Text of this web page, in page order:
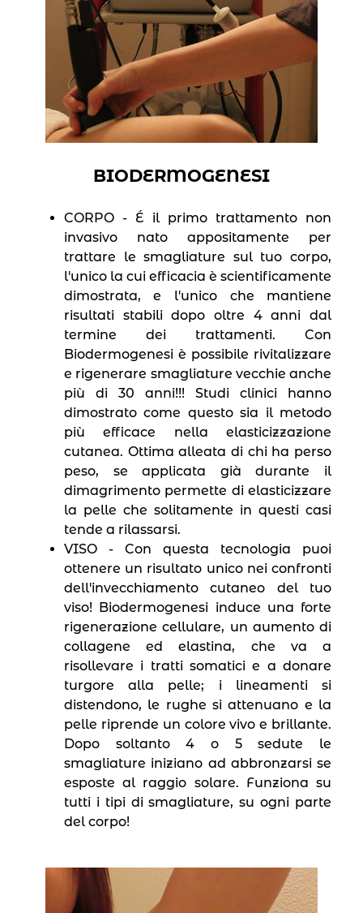
BIODERMOGENESI
CORPO - É il primo trattamento non
invasivo nato appositamente per
trattare le smagliature sul tuo corpo,
l′unico la cui efficacia è scientificamente
dimostrata, e l′unico che mantiene
risultati stabili dopo oltre 4 anni dal
termine dei trattamenti. Con
Biodermogenesi è possibile rivitalizzare
e rigenerare smagliature vecchie anche
più di 30 anni!!! Studi clinici hanno
dimostrato come questo sia il metodo
più efficace nella elasticizzazione
cutanea. Ottima alleata di chi ha perso
peso, se applicata già durante il
dimagrimento permette di elasticizzare
la pelle che solitamente in questi casi
tende a rilassarsi.
VISO - Con questa tecnologia puoi
ottenere un risultato unico nei confronti
dell′invecchiamento cutaneo del tuo
viso! Biodermogenesi induce una forte
rigenerazione cellulare, un aumento di
collagene ed elastina, che va a
risollevare i tratti somatici e a donare
turgore alla pelle; i lineamenti si
distendono, le rughe si attenuano e la
pelle riprende un colore vivo e brillante.
Dopo soltanto 4 o 5 sedute le
smagliature iniziano ad abbronzarsi se
esposte al raggio solare. Funziona su
tutti i tipi di smagliature, su ogni parte
del corpo!